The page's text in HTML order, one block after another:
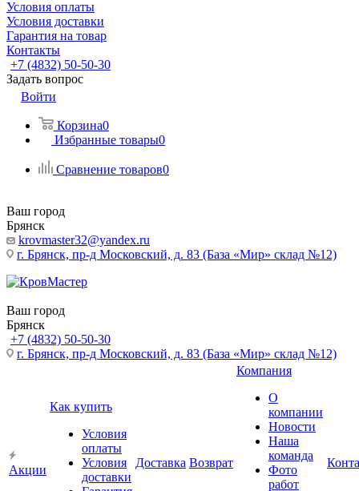
Условия оплаты
Условия доставки
Гарантия на товар
Контакты
+7 (4832) 50-50-30
Задать вопрос
Войти
Корзина0
Избранные товары0
Сравнение товаров0
Ваш город
Брянск
krovmaster32@yandex.ru
г. Брянск, пр-д Московский, д. 83 (База «Мир» склад №12)
Ваш город
Брянск
+7 (4832) 50-50-30
г. Брянск, пр-д Московский, д. 83 (База «Мир» склад №12)
Акции
Как купить
Условия
оплаты
Условия
доставки
Доставка Возврат
Компания
О
компании
Новости
Наша
команда
Фото
работ